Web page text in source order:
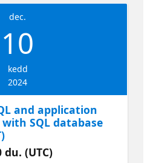
dec.
10
kedd
2024
and application
SQL database
du. (UTC)